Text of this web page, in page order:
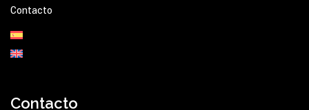
Contacto
Contacto